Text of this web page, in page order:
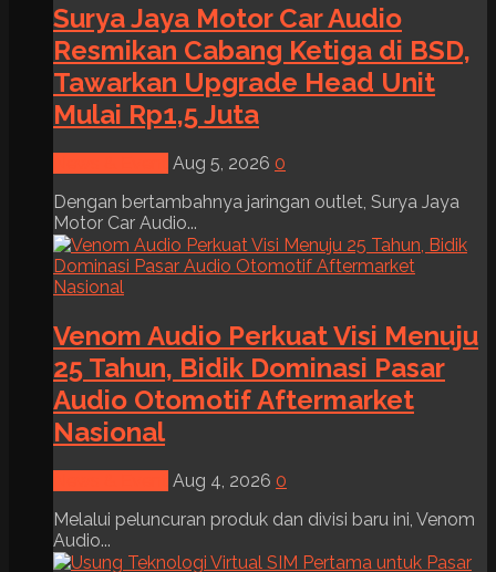
Surya Jaya Motor Car Audio
Resmikan Cabang Ketiga di BSD,
Tawarkan Upgrade Head Unit
Mulai Rp1,5 Juta
Aug 5, 2026 0
Dengan bertambahnya jaringan outlet, Surya Jaya
Motor Car Audio...
Venom Audio Perkuat Visi Menuju
25 Tahun, Bidik Dominasi Pasar
Audio Otomotif Aftermarket
Nasional
Aug 4, 2026 0
Melalui peluncuran produk dan divisi baru ini, Venom
Audio...